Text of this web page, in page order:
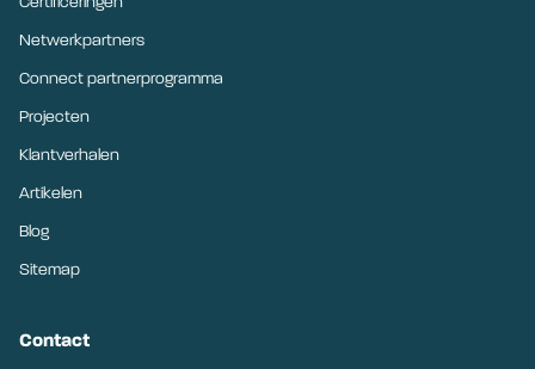
Netwerkpartners
Connect partnerprogramma
Projecten
Klantverhalen
Artikelen
Blog
Sitemap
Contact